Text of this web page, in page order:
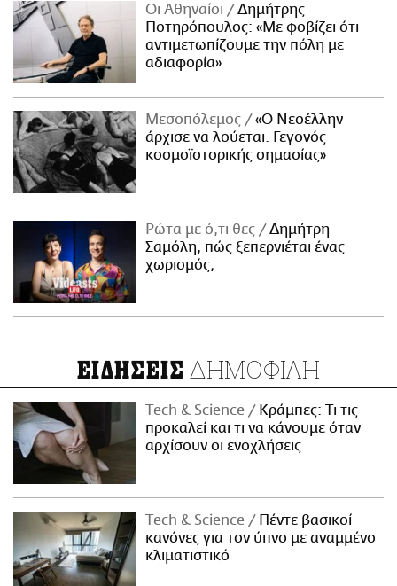
Οι Αθηναίοι
Δημήτρης
Ποτηρόπουλος: «Με φοβίζει ότι
αντιμετωπίζουμε την πόλη με
αδιαφορία»
Μεσοπόλεμος
«Ο Νεοέλλην
άρχισε να λούεται. Γεγονός
κοσμοϊστορικής σημασίας»
Ρώτα με ό,τι θες
Δημήτρη
Σαμόλη, πώς ξεπερνιέται ένας
χωρισμός;
ΕΙΔΗΣΕΙΣ ΔΗΜΟΦΙΛΗ
Τech & Science
Κράμπες: Τι τις
προκαλεί και τι να κάνουμε όταν
αρχίσουν οι ενοχλήσεις
Τech & Science
Πέντε βασικοί
κανόνες για τον ύπνο με αναμμένο
κλιματιστικό